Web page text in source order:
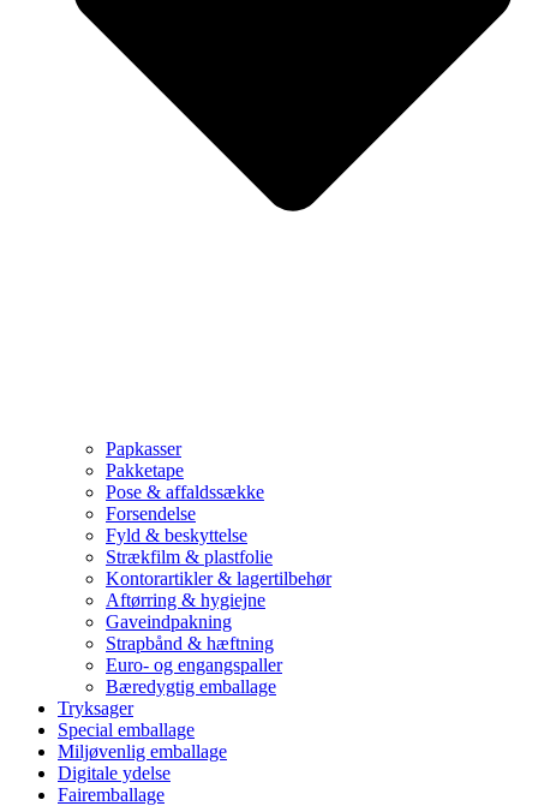
Papkasser
Pakketape
Pose & affaldssække
Forsendelse
Fyld & beskyttelse
Strækfilm & plastfolie
Kontorartikler & lagertilbehør
Aftørring & hygiejne
Gaveindpakning
Strapbånd & hæftning
Euro- og engangspaller
Bæredygtig emballage
Tryksager
Special emballage
Miljøvenlig emballage
Digitale ydelse
Fairemballage